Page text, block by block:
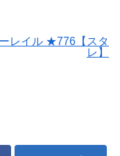
レイル ★776【スタ
レ】